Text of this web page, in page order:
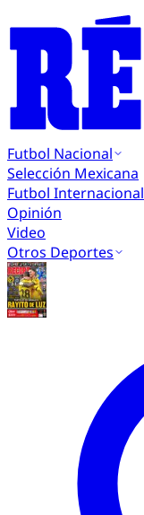
Futbol Nacional
Selección Mexicana
Futbol Internacional
Opinión
Video
Otros Deportes